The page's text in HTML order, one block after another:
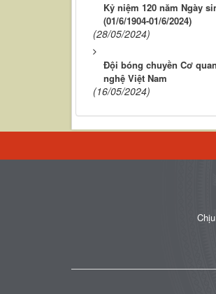
Kỷ niệm 120 năm Ngày
(01/6/1904-01/6/2024)
(28/05/2024)
Đội bóng chuyền Cơ
nghệ Việt Nam
(16/05/2024)